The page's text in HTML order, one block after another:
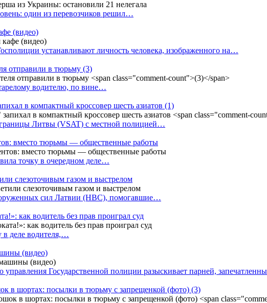
один из перевозчиков решил…
(видео)
устанавливают личность человека, изображенного на…
отправили в тюрьму (3)
водителю, по вине…
в компактный кроссовер шесть азиатов (1)
Литвы (VSAT) с местной полицией…
вместо тюрьмы — общественные работы
точку в очередном деле…
слезоточивым газом и выстрелом
сил Латвии (НВС), помогавшие…
как водитель без прав проиграл суд
в деле водителя,…
(видео)
управления Государственной полиции разыскивает парней,
в шортах: посылки в тюрьму с запрещенкой (фото) (3)